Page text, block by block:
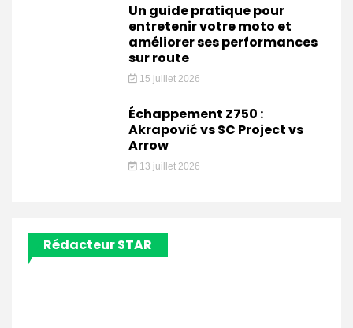
Un guide pratique pour
entretenir votre moto et
améliorer ses performances
sur route
15 juillet 2026
Échappement Z750 :
Akrapović vs SC Project vs
Arrow
13 juillet 2026
Rédacteur STAR